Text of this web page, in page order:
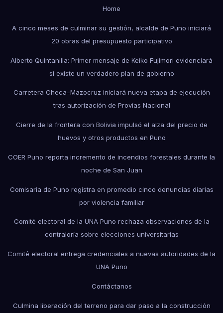
Home
A cinco meses de culminar su gestión, alcalde de Puno iniciará
20 obras del presupuesto participativo
Alberto Quintanilla: Primer mensaje de Keiko Fujimori evidenciará
si existe un verdadero plan de gobierno
Carretera Checa–Mazocruz iniciará nueva etapa de ejecución
tras autorización de Provías Nacional
Cierre de la frontera con Bolivia impulsó el alza del precio de
huevos y otros productos en Puno
COER Puno reporta incremento de incendios forestales durante la
noche de San Juan
Comisaría de Puno registra en promedio cinco denuncias diarias
por violencia familiar
Comité electoral de la UNA Puno rechaza observaciones de la
contraloría sobre elecciones universitarias
Comité electoral entrega credenciales a nuevas autoridades de la
UNA Puno
Contáctanos
Culmina liberación del terreno para dar paso a la construcción